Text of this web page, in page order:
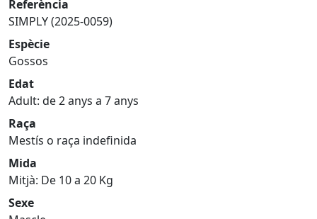
Referència
SIMPLY (2025-0059)
Espècie
Gossos
Edat
Adult: de 2 anys a 7 anys
Raça
Mestís o raça indefinida
Mida
Mitjà: De 10 a 20 Kg
Sexe